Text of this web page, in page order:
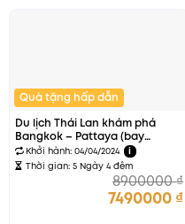
Quà tặng hấp dẫn
Du lịch Thái Lan khám phá
Bangkok – Pattaya (bay
VIETJET)
Khởi hành: 04/04/2024
i
Thời gian: 5 Ngày 4 đêm
8900000₫
7490000 ₫